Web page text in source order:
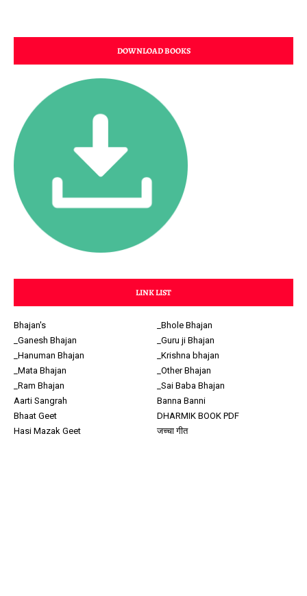
DOWNLOAD BOOKS
LINK LIST
Bhajan's
_Bhole Bhajan
_Ganesh Bhajan
_Guru ji Bhajan
_Hanuman Bhajan
_Krishna bhajan
_Mata Bhajan
_Other Bhajan
_Ram Bhajan
_Sai Baba Bhajan
Aarti Sangrah
Banna Banni
Bhaat Geet
DHARMIK BOOK PDF
Hasi Mazak Geet
जच्चा गीत